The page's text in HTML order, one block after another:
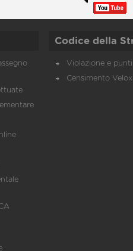
Codice della
Violazione e punti
Censimento Velox